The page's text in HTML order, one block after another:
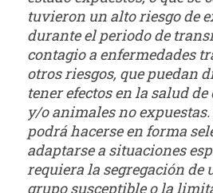
tuvieron un alto riesgo de
durante el periodo de
contagio a enfermedades
otros riesgos, que puedan
tener efectos en la salud
y/o animales no
podrá hacerse en forma
adaptarse a situaciones
requiera la segregación
grupo susceptible o la